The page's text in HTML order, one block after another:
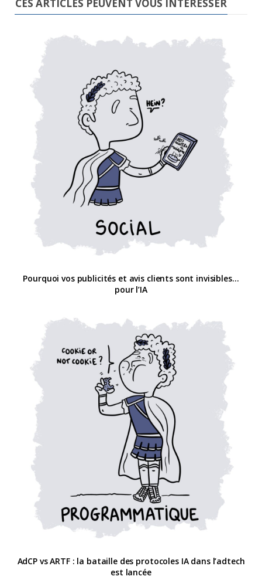
CES ARTICLES PEUVENT VOUS INTÉRESSER
Pourquoi vos publicités et avis clients sont invisibles…
pour l’IA
AdCP vs ARTF : la bataille des protocoles IA dans l’adtech
est lancée